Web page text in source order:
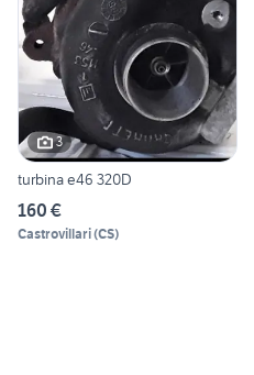
3
turbina e46 320D
160 €
Castrovillari(CS)